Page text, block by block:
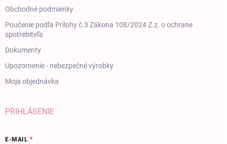
Obchodné podmienky
Poučenie podľa Prílohy č.3 Zákona 108/2024 Z.z. o ochrane
spotrebiteľa
Dokumenty
Upozornenie - nebezpečné výrobky
Moja objednávka
PRIHLÁSENIE
E-MAIL